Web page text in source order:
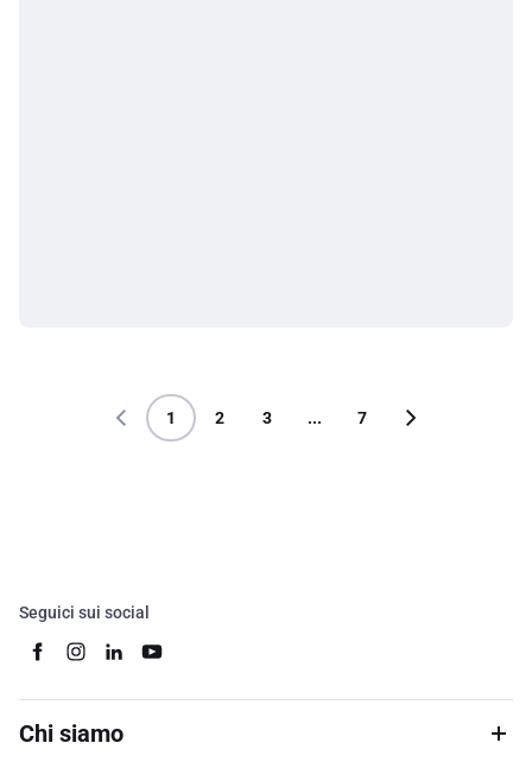
1 2 3 ... 7
Seguici sui social
Chi siamo